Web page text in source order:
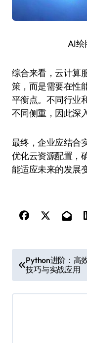
AI绘
综合来看，云计算
策，而是需要在性
平衡点。不同行业
不同侧重，因此深
最终，企业应结合
优化云资源配置，
能适应未来的发展
章
导
Python进阶：高
技巧与实战应用